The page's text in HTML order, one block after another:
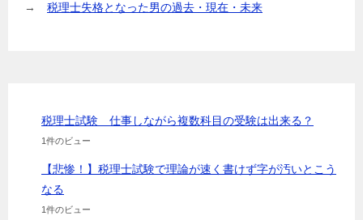
→ 税理士失格となった男の過去・現在・未来
税理士試験 仕事しながら複数科目の受験は出来る？
1件のビュー
【悲惨！】税理士試験で理論が速く書けず字が汚いとこう
なる
1件のビュー